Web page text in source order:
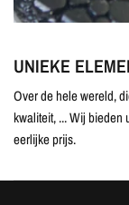
UNIEKE
Over de hele wereld,
kwaliteit, ... Wij
eerlijke prijs.